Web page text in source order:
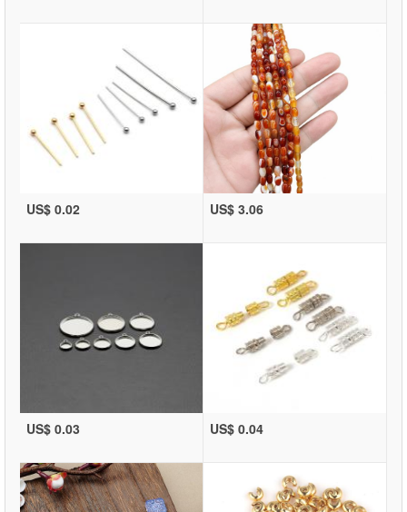
US$ 0.02 US$ 3.06
US$ 0.03 US$ 0.04